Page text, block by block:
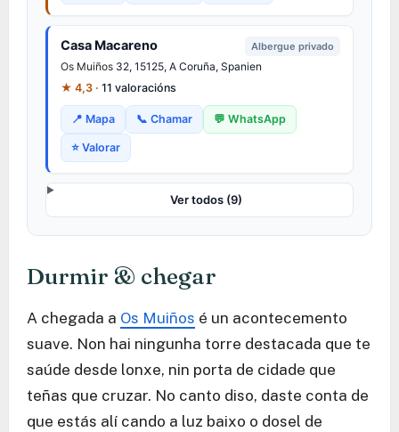
Casa Macareno Albergue privado
Os Muiños 32, 15125, A Coruña, Spanien
★ 4,3 · 11 valoracións
📍 Mapa 📞 Chamar 💬 WhatsApp
⭐ Valorar
Ver todos (9)
Durmir & chegar
A chegada a Os Muiños é un acontecemento
suave. Non hai ningunha torre destacada que te
saúde desde lonxe, nin porta de cidade que
teñas que cruzar. No canto diso, daste conta de
que estás alí cando a luz baixo o dosel de